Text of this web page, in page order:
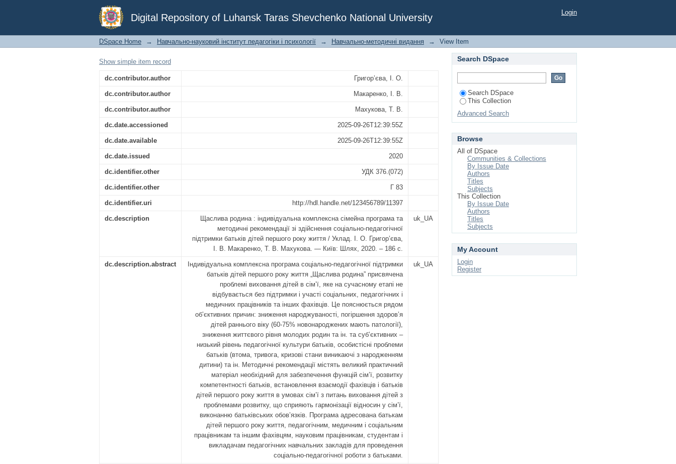
Digital Repository of Luhansk Taras Shevchenko National University
Щаслива родина : індивідуальна комплексна cімейна програма та методичні
рекомендації зі здійснення соціально-педагогічної підтримки батьків дітей
першого року життя
Login
DSpace Home → Навчально-науковий інститут педагогіки і психології → Навчально-методичні видання → View Item
Show simple item record
dc.contributor.author Григор’єва, І. О.
dc.contributor.author Макаренко, І. В.
dc.contributor.author Махукова, Т. В.
dc.date.accessioned 2025-09-26T12:39:55Z
dc.date.available 2025-09-26T12:39:55Z
dc.date.issued 2020
dc.identifier.other УДК 376.(072)
dc.identifier.other Г 83
dc.identifier.uri http://hdl.handle.net/123456789/11397
dc.description
Щаслива родина : індивідуальна комплексна cімейна програма та
методичні рекомендації зі здійснення соціально-педагогічної
підтримки батьків дітей першого року життя / Уклад. І. О. Григор’єва,
І. В. Макаренко, Т. В. Махукова. — Київ: Шлях, 2020. – 186 с.
uk_UA
dc.description.abstract
Індивідуальна комплексна програма соціально-педагогічної підтримки
батьків дітей першого року життя „Щаслива родина” присвячена
проблемі виховання дітей в сім’ї, яке на сучасному етапі не
відбувається без підтримки і участі соціальних, педагогічних і
медичних працівників та інших фахівців. Це пояснюється рядом
об’єктивних причин: зниження народжуваності, погіршення здоров’я
дітей раннього віку (60-75% новонароджених мають патології),
зниження життєвого рівня молодих родин та ін. та суб’єктивних –
низький рівень педагогічної культури батьків, особистісні проблеми
батьків (втома, тривога, кризові стани виникаючі з народженням
дитини) та ін. Методичні рекомендації містять великий практичний
матеріал необхідний для забезпечення функцій сім’ї, розвитку
компетентності батьків, встановлення взаємодії фахівців і батьків
дітей першого року життя в умовах сім’ї з питань виховання дітей з
проблемами розвитку, що сприяють гармонізації відносин у сім’ї,
виконанню батьківських обов’язків. Програма адресована батькам
дітей першого року життя, педагогічним, медичним і соціальним
працівникам та іншим фахівцям, науковим працівникам, студентам і
викладачам педагогічних навчальних закладів для проведення
соціально-педагогічної роботи з батьками.
uk_UA
Search DSpace
Search DSpace
This Collection
Advanced Search
Browse
All of DSpace
Communities & Collections
By Issue Date
Authors
Titles
Subjects
This Collection
By Issue Date
Authors
Titles
Subjects
My Account
Login
Register